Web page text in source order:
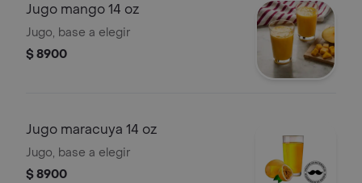
Jugo mango 14 oz
Jugo, base a elegir
$ 8900
Jugo maracuya 14 oz
Jugo, base a elegir
$ 8900